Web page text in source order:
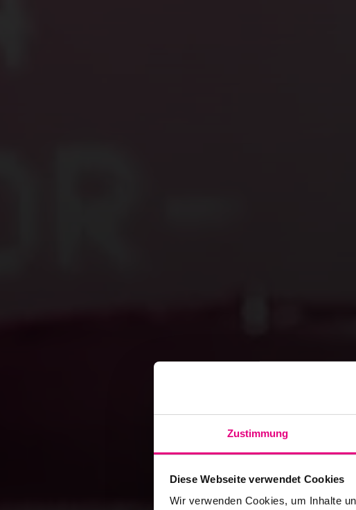
Zustimmung
Diese Webseite verwendet Cookies
Wir verwenden Cookies, um Inhalte